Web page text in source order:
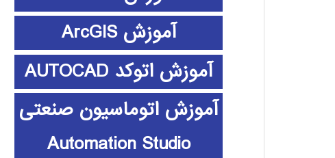
آموزش ArcGIS
آموزش اتوکد AUTOCAD
آموزش اتوماسیون صنعتی
Automation Studio